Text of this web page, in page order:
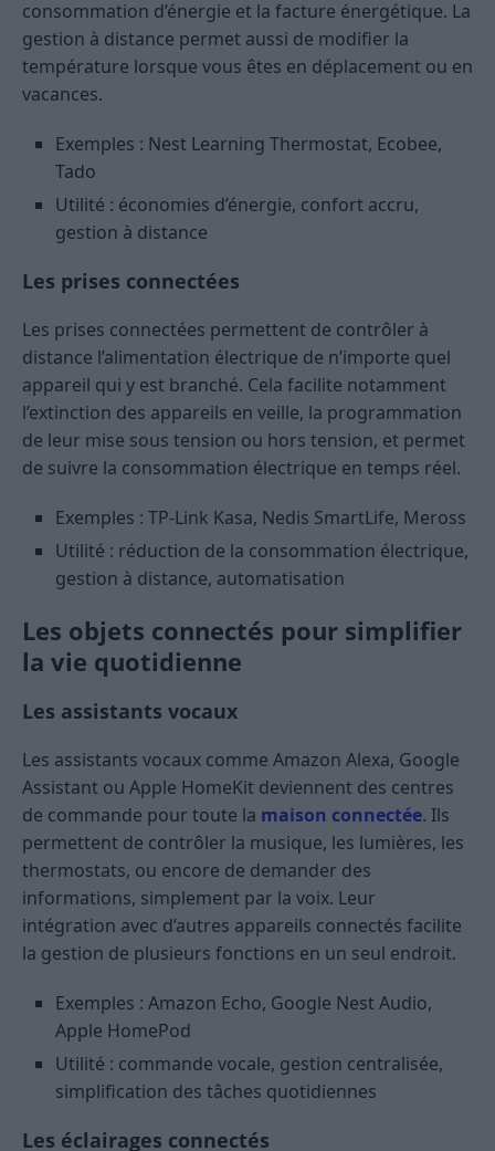
consommation d’énergie et la facture énergétique. La
gestion à distance permet aussi de modifier la
température lorsque vous êtes en déplacement ou en
vacances.
Exemples : Nest Learning Thermostat, Ecobee,
Tado
Utilité : économies d’énergie, confort accru,
gestion à distance
Les prises connectées
Les prises connectées permettent de contrôler à
distance l’alimentation électrique de n’importe quel
appareil qui y est branché. Cela facilite notamment
l’extinction des appareils en veille, la programmation
de leur mise sous tension ou hors tension, et permet
de suivre la consommation électrique en temps réel.
Exemples : TP-Link Kasa, Nedis SmartLife, Meross
Utilité : réduction de la consommation électrique,
gestion à distance, automatisation
Les objets connectés pour simplifier
la vie quotidienne
Les assistants vocaux
Les assistants vocaux comme Amazon Alexa, Google
Assistant ou Apple HomeKit deviennent des centres
de commande pour toute la maison connectée. Ils
permettent de contrôler la musique, les lumières, les
thermostats, ou encore de demander des
informations, simplement par la voix. Leur
intégration avec d’autres appareils connectés facilite
la gestion de plusieurs fonctions en un seul endroit.
Exemples : Amazon Echo, Google Nest Audio,
Apple HomePod
Utilité : commande vocale, gestion centralisée,
simplification des tâches quotidiennes
Les éclairages connectés